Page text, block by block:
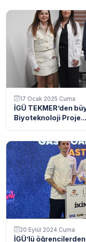
17 Ocak 2025 Cuma
İGÜ TEKMER’den
Biyoteknoloji Proje...
20 Eylül 2024 Cuma
İGÜ’lü